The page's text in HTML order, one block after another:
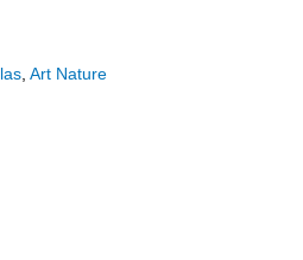
Art Nature